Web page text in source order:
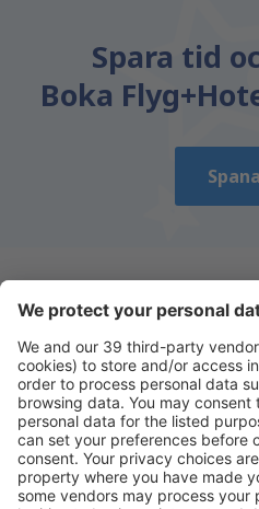
Spara tid
Boka
Ladda ner vår app
dina